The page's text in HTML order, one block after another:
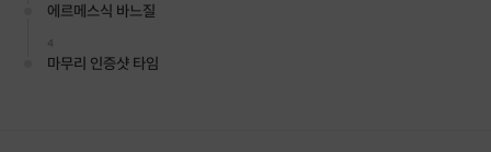
에르메스식 바느질
4
마무리 인증샷 타임